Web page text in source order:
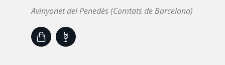
Avinyonet del Penedès (Comtats de Barcelona)